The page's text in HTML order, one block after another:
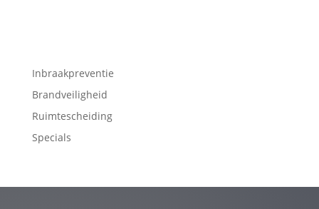
Inbraakpreventie
Brandveiligheid
Ruimtescheiding
Specials